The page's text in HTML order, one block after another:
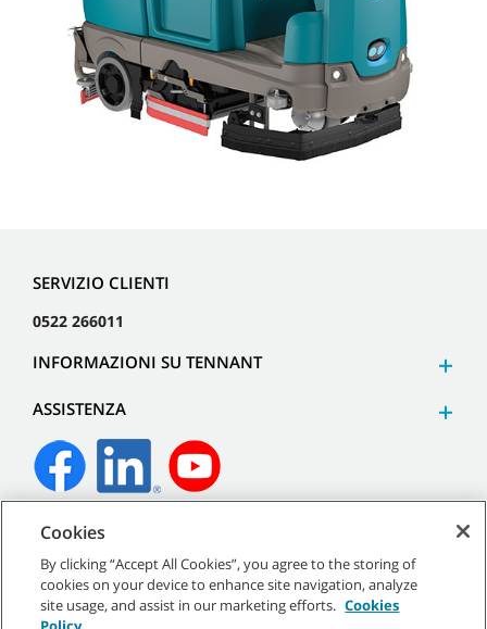
SERVIZIO CLIENTI
0522 266011
INFORMAZIONI SU TENNANT
ASSISTENZA
©2026Tennant Company. Tutti i diritti riservati.
Cookies
By clicking “Accept All Cookies”, you agree to the storing of
cookies on your device to enhance site navigation, analyze
site usage, and assist in our marketing efforts. Cookies